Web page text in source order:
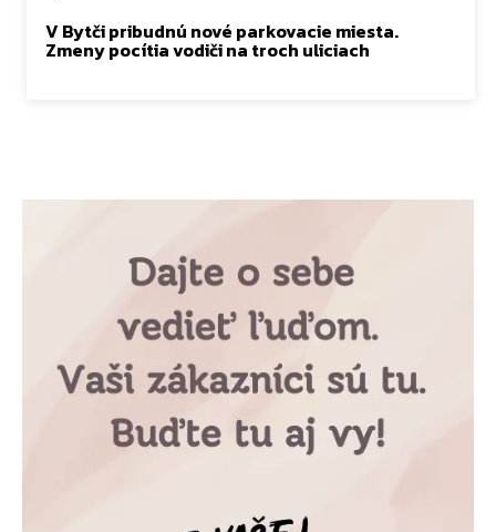
V Bytči pribudnú nové parkovacie miesta.
Zmeny pocítia vodiči na troch uliciach